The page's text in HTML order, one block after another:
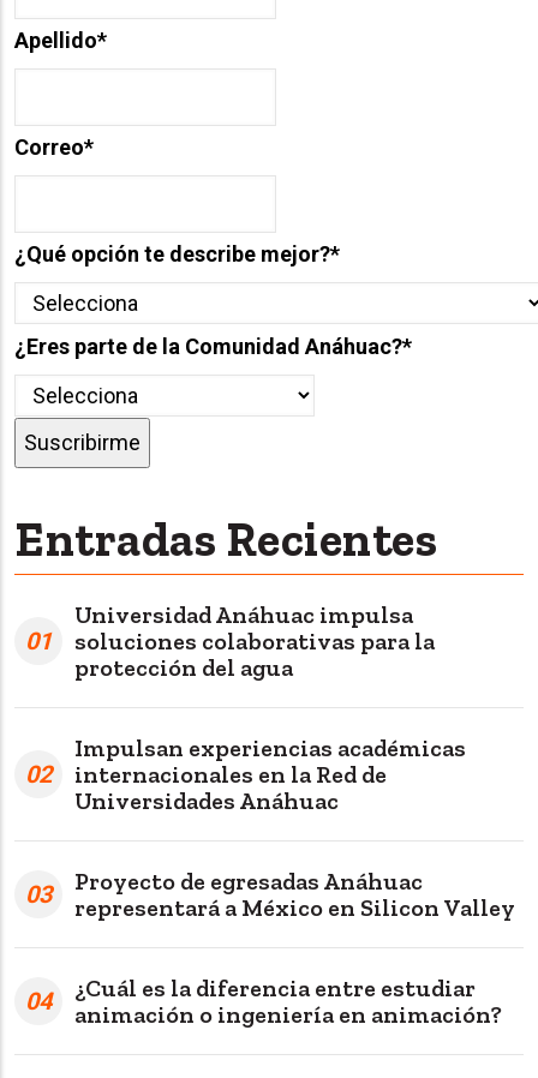
Apellido*
Correo*
¿Qué opción te describe mejor?*
¿Eres parte de la Comunidad Anáhuac?*
Entradas Recientes
01
Universidad Anáhuac impulsa
soluciones colaborativas para la
protección del agua
02
Impulsan experiencias académicas
internacionales en la Red de
Universidades Anáhuac
03
Proyecto de egresadas Anáhuac
representará a México en Silicon Valley
04
¿Cuál es la diferencia entre estudiar
animación o ingeniería en animación?